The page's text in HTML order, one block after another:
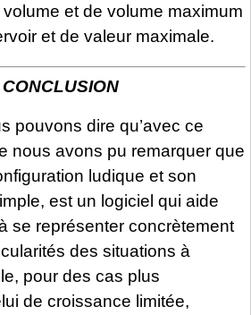
et de volume maximum
et de valeur maximale.
pouvons dire qu’avec ce
nous avons pu remarquer que
ludique et son
est un logiciel qui aide
se représenter concrètement
des situations à
pour des cas plus
de croissance limitée,